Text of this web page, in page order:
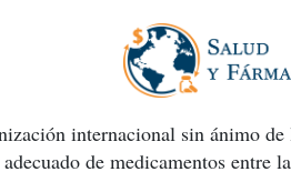
internacional sin ánimo
de medicamentos entre